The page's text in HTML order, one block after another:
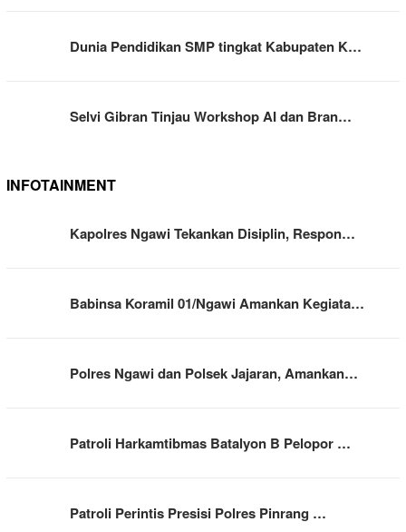
Dunia Pendidikan SMP tingkat Kabupaten K…
Selvi Gibran Tinjau Workshop AI dan Bran…
INFOTAINMENT
Kapolres Ngawi Tekankan Disiplin, Respon…
Babinsa Koramil 01/Ngawi Amankan Kegiata…
Polres Ngawi dan Polsek Jajaran, Amankan…
Patroli Harkamtibmas Batalyon B Pelopor …
Patroli Perintis Presisi Polres Pinrang …